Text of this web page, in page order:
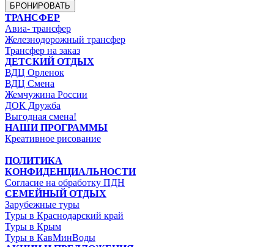
БРОНИРОВАТЬ
ТРАНСФЕР
Авиа- трансфер
Железнодорожный трансфер
Трансфер на заказ
ДЕТСКИЙ ОТДЫХ
ВДЦ Орленок
ВДЦ Смена
Жемчужина России
ДОК Дружба
Выгодная смена!
НАШИ ПРОГРАММЫ
Креативное рисование
ПОЛИТИКА
КОНФИДЕНЦИАЛЬНОСТИ
Согласие на обработку ПДН
СЕМЕЙНЫЙ ОТДЫХ
Зарубежные туры
Туры в Краснодарский край
Туры в Крым
Туры в КавМинВоды